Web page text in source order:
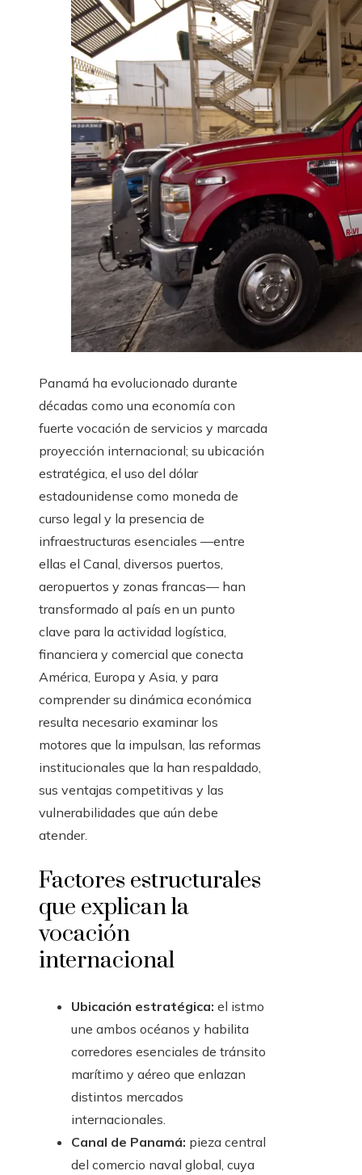
Panamá ha evolucionado durante
décadas como una economía con
fuerte vocación de servicios y marcada
proyección internacional; su ubicación
estratégica, el uso del dólar
estadounidense como moneda de
curso legal y la presencia de
infraestructuras esenciales —entre
ellas el Canal, diversos puertos,
aeropuertos y zonas francas— han
transformado al país en un punto
clave para la actividad logística,
financiera y comercial que conecta
América, Europa y Asia, y para
comprender su dinámica económica
resulta necesario examinar los
motores que la impulsan, las reformas
institucionales que la han respaldado,
sus ventajas competitivas y las
vulnerabilidades que aún debe
atender.
Factores estructurales
que explican la
vocación
internacional
Ubicación estratégica: el istmo
une ambos océanos y habilita
corredores esenciales de tránsito
marítimo y aéreo que enlazan
distintos mercados
internacionales.
Canal de Panamá: pieza central
del comercio naval global, cuya